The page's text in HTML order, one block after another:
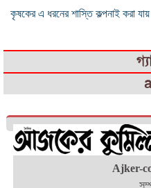
কৃষকের এ ধরনের শাস্তি কল্পনাই করা
Ajker-